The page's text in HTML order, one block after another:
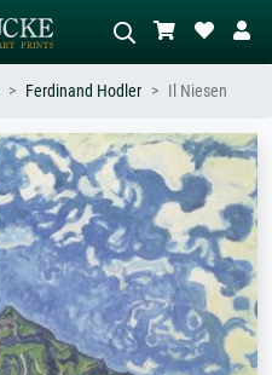
Ricerca immagini AI
Descrivi la scena – es. prato verde,
astratto con molto rosso, dipinto a
olio scuro, nudo in piedi vicino a un
albero.
Ferdinand Hodler Il Niesen